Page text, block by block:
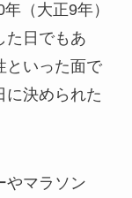
（大正9年）
た日でもあ
といった面で
に決められた
やマラソン